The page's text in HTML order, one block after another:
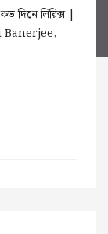
লিরিক্স |